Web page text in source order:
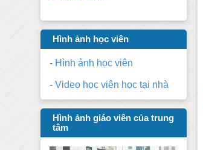
Hình ảnh học viên
- Hình ảnh học viên
-Video học viên học tại nhà
Hình ảnh giáo viên của trung
tâm